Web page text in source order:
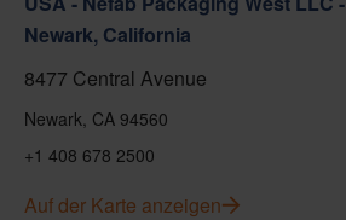
Newark, California
8477 Central Avenue
Newark, CA 94560
+1 408 678 2500
Auf der Karte anzeigen